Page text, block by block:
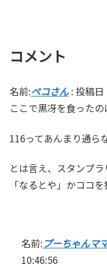
コメント
名前:ペコさん: 投稿
ここで黒冴を食った
116ってあんまり通ら
とは言え、スタンプ
「なるとや」かココ
名前:プーちゃんマ
10:46:56